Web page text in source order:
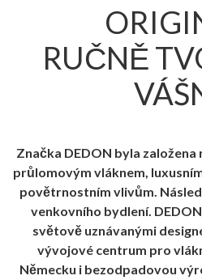
RUČNĚ
Značka DEDON byla založena
průlomovým vláknem,
povětrnostním vlivům.
venkovního bydlení.
světově uznávanými
vývojové centrum pro
Německu i bezodpadovou